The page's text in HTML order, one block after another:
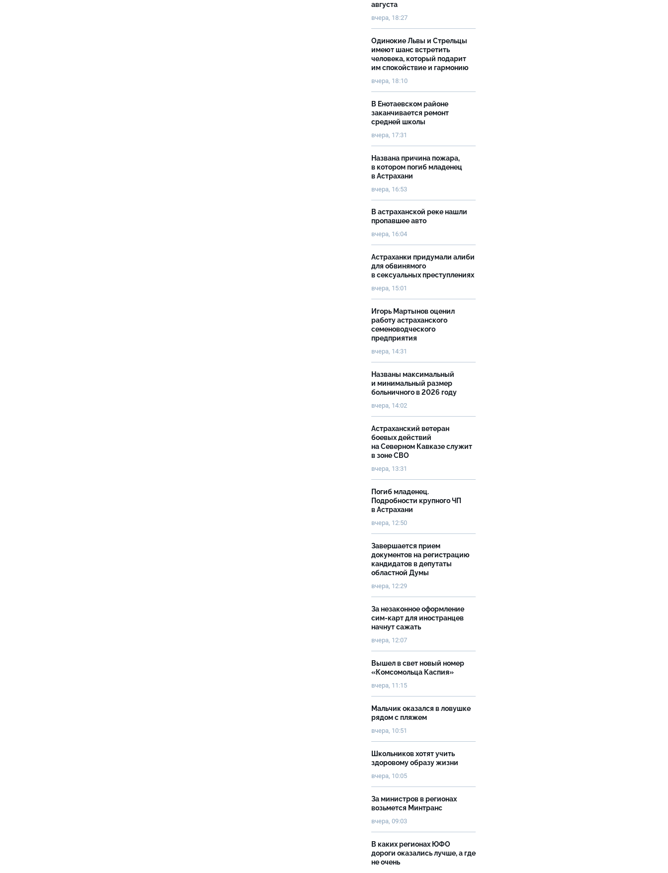
августа
вчера, 18:27
Одинокие Львы и Стрельцы
имеют шанс встретить
человека, который подарит
им спокойствие и гармонию
вчера, 18:10
В Енотаевском районе
заканчивается ремонт
средней школы
вчера, 17:31
Названа причина пожара,
в котором погиб младенец
в Астрахани
вчера, 16:53
В астраханской реке нашли
пропавшее авто
вчера, 16:04
Астраханки придумали алиби
для обвинямого
в сексуальных преступлениях
вчера, 15:01
Игорь Мартынов оценил
работу астраханского
семеноводческого
предприятия
вчера, 14:31
Названы максимальный
и минимальный размер
больничного в 2026 году
вчера, 14:02
Астраханский ветеран
боевых действий
на Северном Кавказе служит
в зоне СВО
вчера, 13:31
Погиб младенец.
Подробности крупного ЧП
в Астрахани
вчера, 12:50
Завершается прием
документов на регистрацию
кандидатов в депутаты
областной Думы
вчера, 12:29
За незаконное оформление
сим-карт для иностранцев
начнут сажать
вчера, 12:07
Вышел в свет новый номер
«Комсомольца Каспия»
вчера, 11:15
Мальчик оказался в ловушке
рядом с пляжем
вчера, 10:51
Школьников хотят учить
здоровому образу жизни
вчера, 10:05
За министров в регионах
возьмется Минтранс
вчера, 09:03
В каких регионах ЮФО
дороги оказались лучше, а где
не очень